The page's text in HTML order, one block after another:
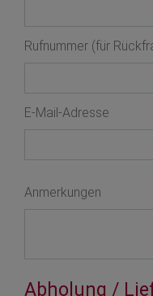
Rufnummer (für
E-Mail-Adresse
Anmerkungen
Abholung /